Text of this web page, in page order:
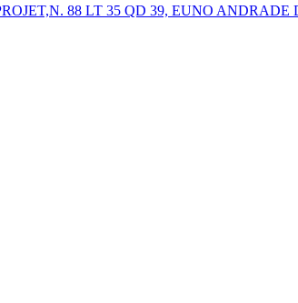
88 LT 35 QD 39, EUNO